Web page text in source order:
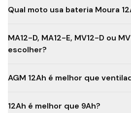
Qual moto usa bateria Moura
MA12-D, MA12-E, MV12-D ou
escolher?
AGM 12Ah é melhor que
12Ah é melhor que 9Ah?